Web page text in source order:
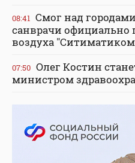
08:41 Смог над
санврачи официально
воздуха
07:50 Олег Костин
министром